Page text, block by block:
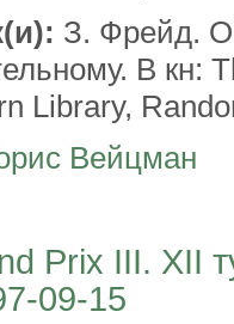
З. Фрейд.
В кн:
Library,
Вейцман
Prix III. XII
09-15